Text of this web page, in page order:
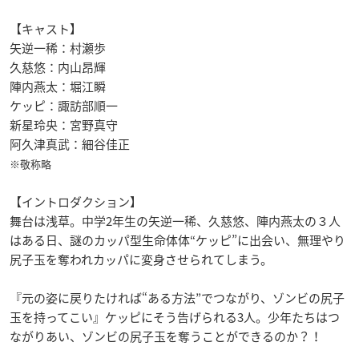
【キャスト】
矢逆一稀：村瀬歩
久慈悠：内山昂輝
陣内燕太：堀江瞬
ケッピ：諏訪部順一
新星玲央：宮野真守
阿久津真武：細谷佳正
※敬称略
【イントロダクション】
舞台は浅草。中学2年生の矢逆一稀、久慈悠、陣内燕太の３人
はある日、謎のカッパ型生命体体“ケッピ”に出会い、無理やり
尻子玉を奪われカッパに変身させられてしまう。
『元の姿に戻りたければ“ある方法”でつながり、ゾンビの尻子
玉を持ってこい』ケッピにそう告げられる3人。少年たちはつ
ながりあい、ゾンビの尻子玉を奪うことができるのか？！